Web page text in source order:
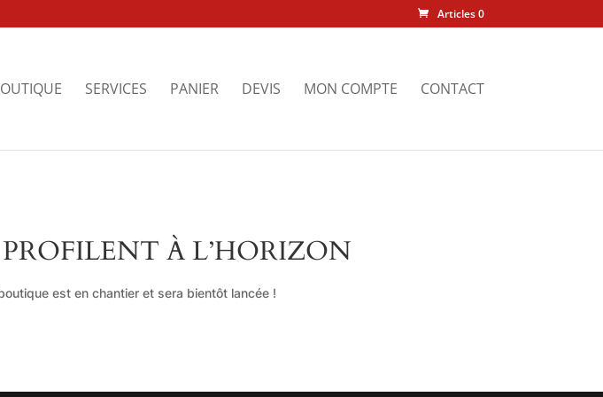
Articles 0
SERVICES PANIER DEVIS MON COMPTE CONTACT
À L’HORIZON
est en chantier et sera bientôt lancée !